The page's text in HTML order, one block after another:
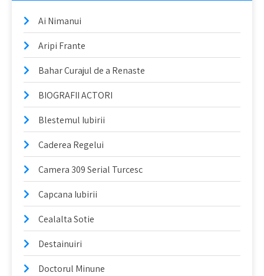
Ai Nimanui
Aripi Frante
Bahar Curajul de a Renaste
BIOGRAFII ACTORI
Blestemul Iubirii
Caderea Regelui
Camera 309 Serial Turcesc
Capcana Iubirii
Cealalta Sotie
Destainuiri
Doctorul Minune